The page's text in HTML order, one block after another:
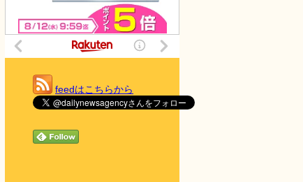
feedはこちらから